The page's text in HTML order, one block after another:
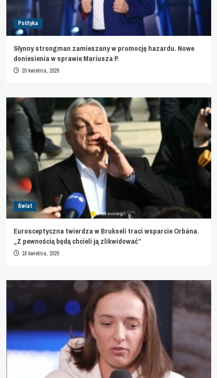
Polityka
Słynny strongman zamieszany w promocję hazardu. Nowe
doniesienia w sprawie Mariusza P.
20 kwietnia, 2026
Świat
Eurosceptyczna twierdza w Brukseli traci wsparcie Orbána.
„Z pewnością będą chcieli ją zlikwidować”
16 kwietnia, 2026